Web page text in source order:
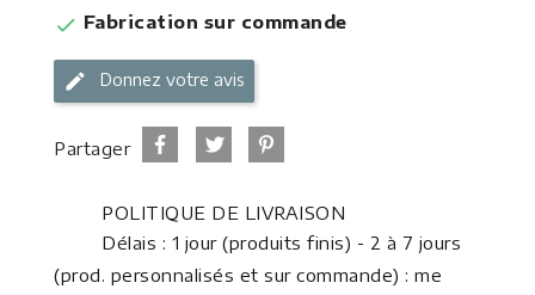
 Fabrication sur commande
Donnez votre avis
Partager
POLITIQUE DE LIVRAISON
Délais : 1 jour (produits finis) - 2 à 7 jours
(prod. personnalisés et sur commande) : me